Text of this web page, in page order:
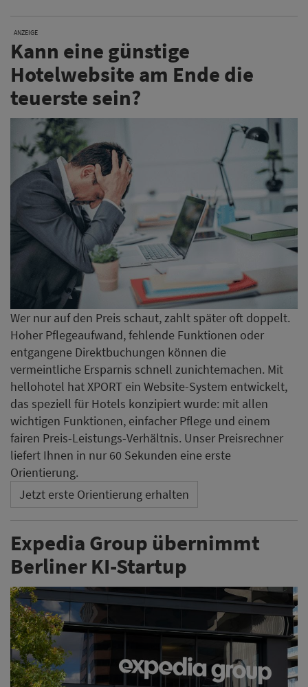
ANZEIGE
Kann eine günstige
Hotelwebsite am Ende die
teuerste sein?
Wer nur auf den Preis schaut, zahlt später oft doppelt.
Hoher Pflegeaufwand, fehlende Funktionen oder
entgangene Direktbuchungen können die
vermeintliche Ersparnis schnell zunichtemachen. Mit
hellohotel hat XPORT ein Website-System entwickelt,
das speziell für Hotels konzipiert wurde: mit allen
wichtigen Funktionen, einfacher Pflege und einem
fairen Preis-Leistungs-Verhältnis. Unser Preisrechner
liefert Ihnen in nur 60 Sekunden eine erste
Orientierung.
Jetzt erste Orientierung erhalten
Expedia Group übernimmt
Berliner KI-Startup